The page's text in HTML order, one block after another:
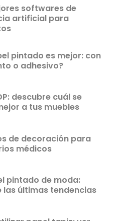
softwares de
artificial para
pintado es mejor: con
o adhesivo?
descubre cuál se
a tus muebles
de decoración para
médicos
pintado de moda:
las últimas tendencias